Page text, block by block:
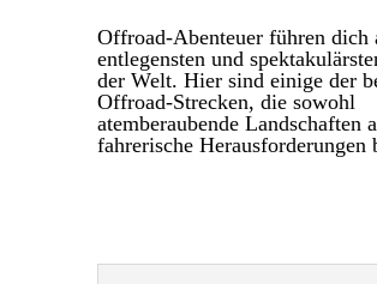
Offroad-Abenteuer führen dich
entlegensten und
der Welt. Hier sind einige der
Offroad-Strecken, die sowohl
atemberaubende Landschaften
fahrerische Herausforderungen